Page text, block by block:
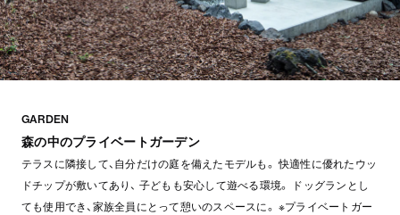
GARDEN
森の中のプライベートガーデン
テラスに隣接して、自分だけの庭を備えたモデルも。 快適性に優れたウッ
ドチップが敷いてあり、 子どもも安心して遊べる環境。 ドッグランとし
ても使用でき、家族全員にとって憩いのスペースに。 ※プライベートガー